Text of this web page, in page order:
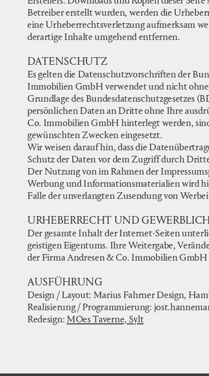
Betreiber erstellt wurden, werden die
eine Urheberrechtsverletzung aufmerksam
derartige Inhalte umgehend entfernen.
DATENSCHUTZ
Es gelten die Datenschutzvorschriften der
Immobilien GmbH verwendet und nicht ohne
Grundlage des Bundesdatenschutzgesetzes
persönlichen Daten an Dritte ohne Ihre
Co. Immobilien GmbH hinterlegt werden,
gewünschten Zwecken eingesetzt.
Wir weisen darauf hin, dass die
Schutz der Daten vor dem Zugriff durch
Der Nutzung von im Rahmen der
Werbung und Informationsmaterialien wird
Falle der unverlangten Zusendung von
URHEBERRECHT UND
Der gesamte Inhalt der Internet-Seiten
geistigen Eigentums. Ihre Weitergabe,
der Firma Andresen & Co. Immobilien GmbH
AUSFÜHRUNG
Design / Layout: Marius Fahrner Design,
Realisierung / Programmierung:
Redesign: MOes Taverne, Sylt